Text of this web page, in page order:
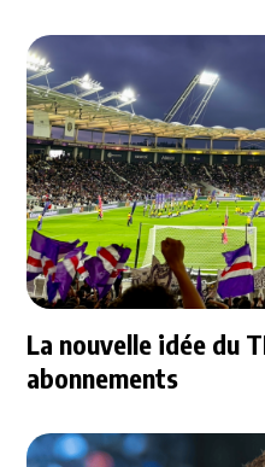
La nouvelle idée du
abonnements